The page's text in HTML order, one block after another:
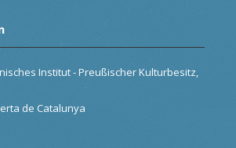
Institut - Preußischer Kulturbesitz,
de Catalunya